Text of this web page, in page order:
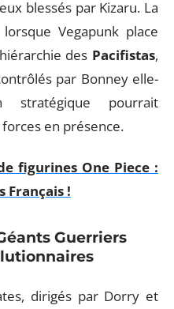
blessés par Kizaru. La
Vegapunk place
des Pacifistas,
par Bonney elle-
stratégique pourrait
en présence.
figurines One Piece :
Français !
Guerriers
dirigés par Dorry et